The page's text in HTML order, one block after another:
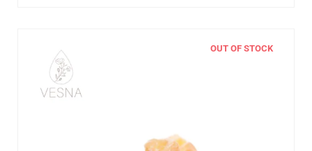
OUT OF STOCK